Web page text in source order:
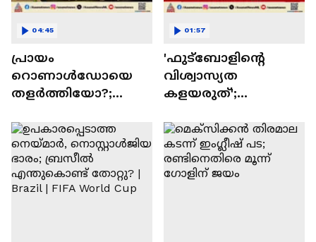
പ്രായം
റൊണാൾഡോയെ
തളർത്തിയോ?;
ഇതിഹാസ
താരത്തിന്റെ
പടിയിറക്കം,
സ്പെയിൻ
ക്വാർട്ടറിൽ
04:45
'ഫുട്‌ബോളിന്റെ
വിശ്വാസ്യത
കളയരുത്';
രൂക്ഷ
വിമർശനവുമായി
യുവേഫ | Donald
Trump | FIFA
01:57